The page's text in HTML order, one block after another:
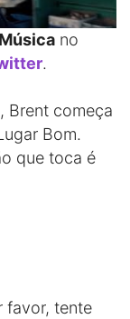
no
.
Brent começa
Bom.
que toca é
favor, tente